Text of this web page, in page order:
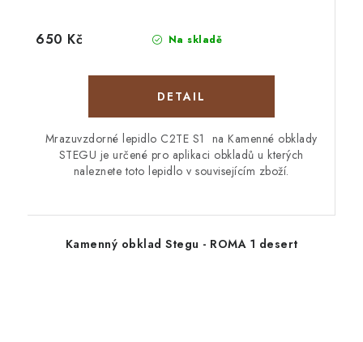
Na skladě
650 Kč
Mrazuvzdorné lepidlo C2TE S1 na Kamenné obklady
STEGU je určené pro aplikaci obkladů u kterých
naleznete toto lepidlo v souvisejícím zboží.
Kamenný obklad Stegu - ROMA 1 desert